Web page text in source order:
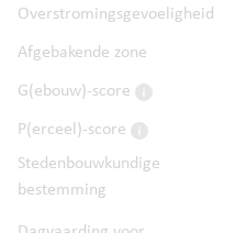
Overstromingsgevoeligheid
Afgebakende zone
G(ebouw)-score
P(erceel)-score
Stedenbouwkundige
bestemming